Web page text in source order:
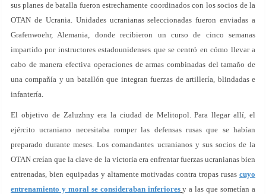
sus planes de batalla fueron estrechamente coordinados con los socios de la
OTAN de Ucrania. Unidades ucranianas seleccionadas fueron enviadas a
Grafenwoehr, Alemania, donde recibieron un curso de cinco semanas
impartido por instructores estadounidenses que se centró en cómo llevar a
cabo de manera efectiva operaciones de armas combinadas del tamaño de
una compañía y un batallón que integran fuerzas de artillería, blindadas e
infantería.
El objetivo de Zaluzhny era la ciudad de Melitopol. Para llegar allí, el
ejército ucraniano necesitaba romper las defensas rusas que se habían
preparado durante meses. Los comandantes ucranianos y sus socios de la
OTAN creían que la clave de la victoria era enfrentar fuerzas ucranianas bien
entrenadas, bien equipadas y altamente motivadas contra tropas rusas cuyo
entrenamiento y moral se consideraban inferiores y a las que sometían a